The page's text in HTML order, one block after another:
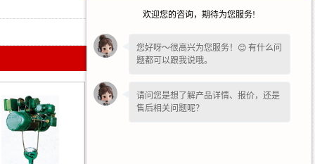
欢迎您的咨询，期待为您服务!
您好呀～很高兴为您服务！😊 有什么问
题都可以跟我说哦。
请问您是想了解产品详情、报价，还是
售后相关问题呢？